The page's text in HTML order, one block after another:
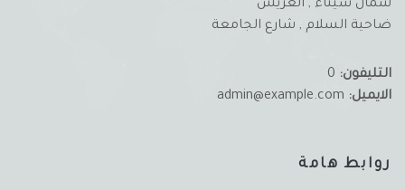
شمال سيناء , العريش
ضاحية السلام , شارع الجامعة
التليفون:
الايميل:
روابط هامة